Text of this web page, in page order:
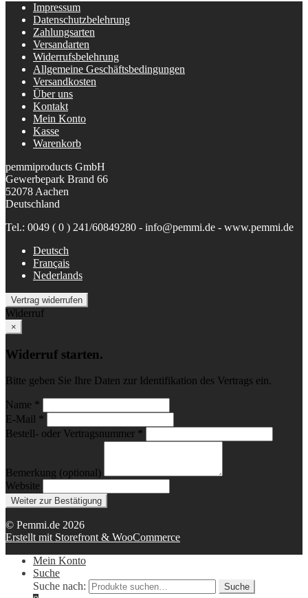
Impressum
Datenschutzbelehrung
Zahlungsarten
Versandarten
Widerrufsbelehrung
Allgemeine Geschäftsbedingungen
Versandkosten
Über uns
Kontakt
Mein Konto
Kasse
Warenkorb
pemmiproducts GmbH
Gewerbepark Brand 66
52078 Aachen
Deutschland
Tel.: 0049 ( 0 ) 241/60849280 - info@pemmi.de - www.pemmi.de
Deutsch
Français
Nederlands
Vertrag widerrufen
Widerruf
×
Widerruf starten.
Bitte geben Sie Ihre Daten zur Identifikation des Vertrags ein.
Name *
E-Mail *
Bestell- oder Vertragsnummer *
Bemerkung (optional)
Website
Weiter zur Bestätigung
© Pemmi.de 2026
Erstellt mit Storefront & WooCommerce
Mein Konto
Suche
Suche nach:
Suche